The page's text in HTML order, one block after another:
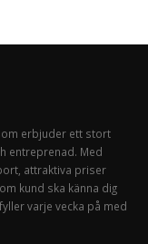
erbjuder ett stort
entreprenad. Med
attraktiva priser
kund ska känna dig
varje vecka på med